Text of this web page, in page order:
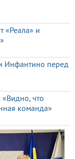
«Реала» и
Инфантино перед
что
команда»